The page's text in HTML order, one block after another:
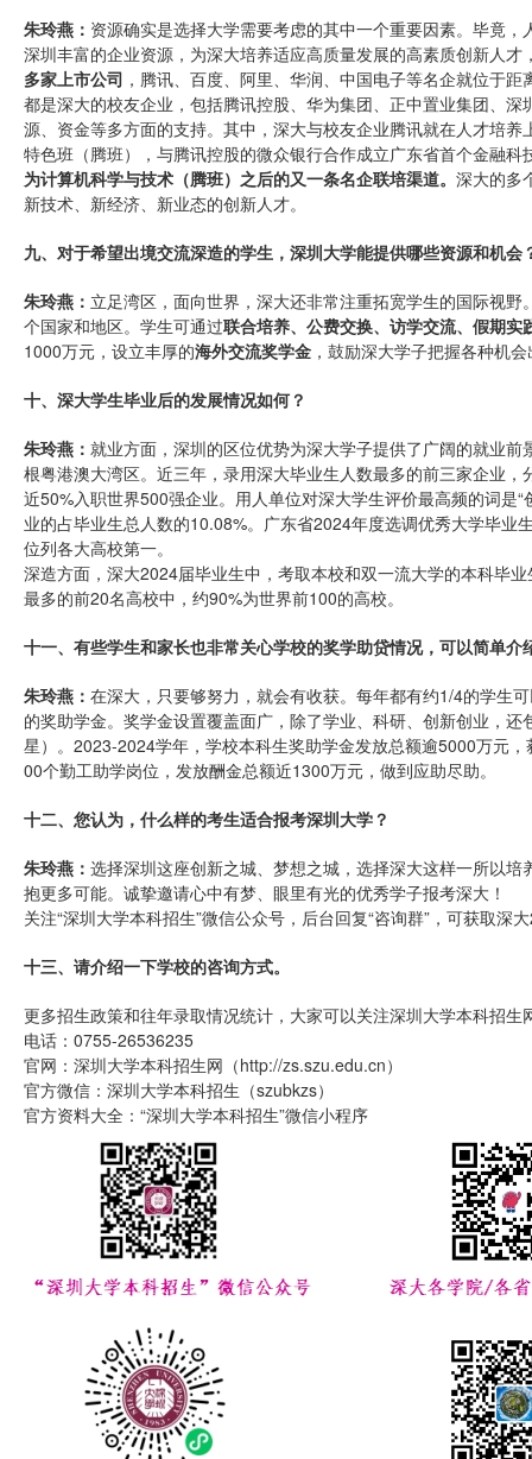
朱玲燕： 资源确实是选择大学需要考虑的其中一个重要因素。毕竟
深圳丰富的企业资源，为深大培养适应高质量发展的高素质创新人
多家上市公司 ，腾讯、百度、阿里、华润、中国电子等名企就位于
都是深大的校友企业，包括腾讯控股、华为集团、正中置业集团、
源、资金等多方面的支持。其中，深大与校友企业腾讯就在人才培
特色班（腾班），与腾讯控股的微众银行合作成立广东省首个金融科
为计算机科学与技术（腾班）之后的又一条名企联培渠道。 深大的多
新技术、新经济、新业态的创新人才。
九、对于希望出境交流深造的学生，深圳大学能提供哪些资源和机会
朱玲燕： 立足湾区，面向世界，深大还非常注重拓宽学生的国际视
个国家和地区。学生可通过联合培养、公费交换、访学交流、假期实
1000万元，设立丰厚的海外交流奖学金 ，鼓励深大学子把握各种机
十、深大学生毕业后的发展情况如何？
朱玲燕： 就业方面，深圳的区位优势为深大学子提供了广阔的就业
根粤港澳大湾区。近三年，录用深大毕业生人数最多的前三家企业
近50%入职世界500强企业。用人单位对深大学生评价最高频的词是
业的占毕业生总人数的10.08%。广东省2024年度选调优秀大学毕
位列各大高校第一。
深造方面，深大2024届毕业生中，考取本校和双一流大学的本科毕
最多的前20名高校中，约90%为世界前100的高校。
十一、有些学生和家长也非常关心学校的奖学助贷情况，可以简单介
朱玲燕： 在深大，只要够努力，就会有收获。每年都有约1/4的学生
的奖助学金。奖学金设置覆盖面广，除了学业、科研、创新创业，
星）。2023-2024学年，学校本科生奖助学金发放总额逾5000万元
00个勤工助学岗位，发放酬金总额近1300万元，做到应助尽助。
十二、您认为，什么样的考生适合报考深圳大学？
朱玲燕： 选择深圳这座创新之城、梦想之城，选择深大这样一所以
抱更多可能。诚挚邀请心中有梦、眼里有光的优秀学子报考深大！
关注“深圳大学本科招生”微信公众号，后台回复“咨询群”，可获取深
十三、请介绍一下学校的咨询方式。
更多招生政策和往年录取情况统计，大家可以关注深圳大学本科招
电话：0755-26536235
官网：深圳大学本科招生网（http://zs.szu.edu.cn）
官方微信：深圳大学本科招生（szubkzs）
官方资料大全：“深圳大学本科招生”微信小程序